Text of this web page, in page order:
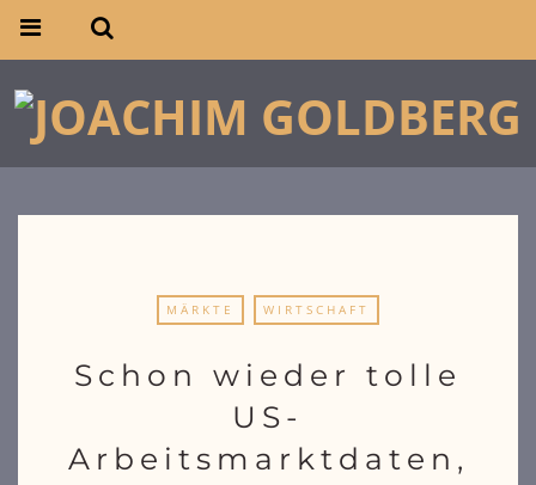
MÄRKTE WIRTSCHAFT
Schon wieder tolle
US-
Arbeitsmarktdaten,